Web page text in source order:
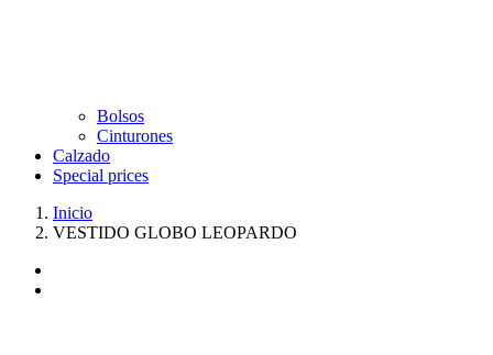
Bolsos
Cinturones
Calzado
Special prices
Inicio
VESTIDO GLOBO LEOPARDO